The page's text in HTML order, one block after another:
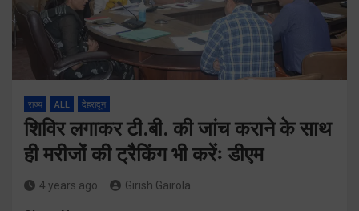
राज्य ALL देहरादून
शिविर लगाकर टी.बी. की जांच कराने के साथ
ही मरीजों की ट्रैकिंग भी करेंः डीएम
4 years ago Girish Gairola